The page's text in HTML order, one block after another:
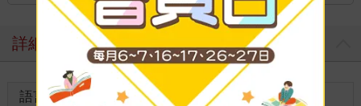
詳細資料
語言 中文繁體 裝訂
紙本平裝